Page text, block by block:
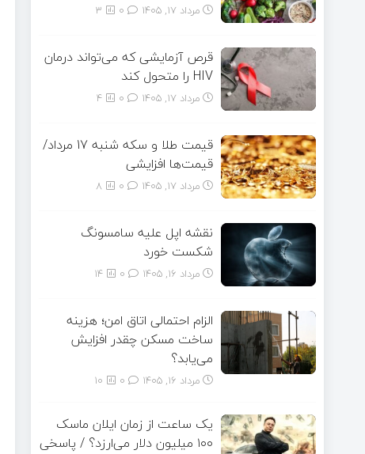
مرداد ۱۷, ۱۴۰۵ 3
قرص آزمایشی که می‌تواند درمان
HIV را متحول کند
مرداد ۱۷, ۱۴۰۵ 4
قیمت طلا و سکه شنبه 17 مرداد/
قیمت‌ها افزایشی
مرداد ۱۷, ۱۴۰۵ 8
نقشه اپل علیه سامسونگ
شکست خورد
مرداد ۱۶, ۱۴۰۵ 14
الزام احتمالی اتاق امن؛ هزینه
ساخت مسکن چقدر افزایش
می‌یابد؟
مرداد ۱۶, ۱۴۰۵ 10
یک ساعت از زمان ایلان ماسک
۱۰۰ میلیون دلار می‌ارزد؟ / پاسخی